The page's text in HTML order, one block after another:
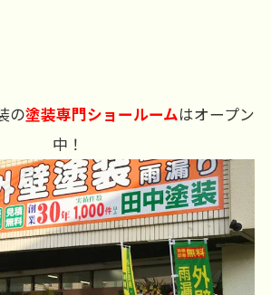
の塗装専門ショールームはオープン
中！